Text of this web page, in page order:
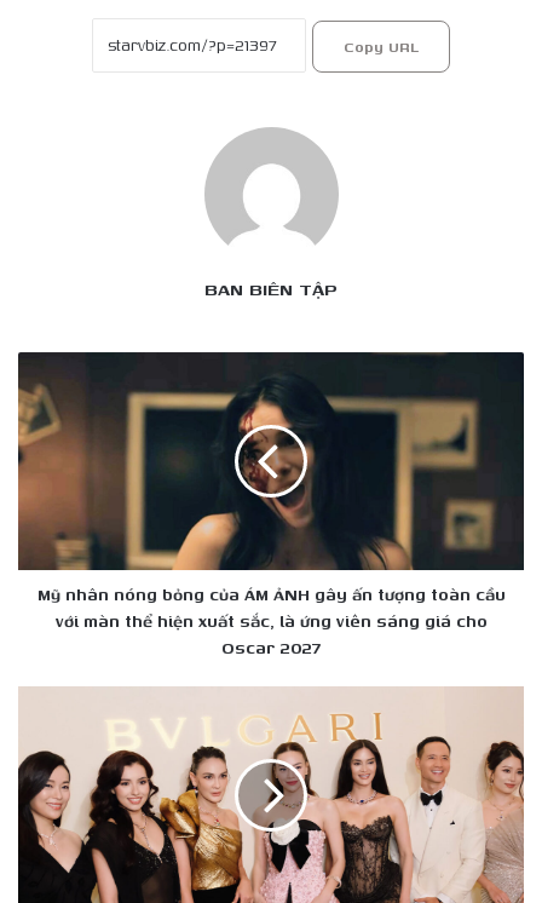
Copy URL
BAN BIÊN TẬP
nhân
nóng
bỏng
của
ẢNH
ấn
tượng
xuất
sắc,
ứng
Mỹ nhân nóng bỏng của ÁM ẢNH gây ấn tượng toàn cầu
với màn thể hiện xuất sắc, là ứng viên sáng giá cho
Oscar 2027
-
Kim